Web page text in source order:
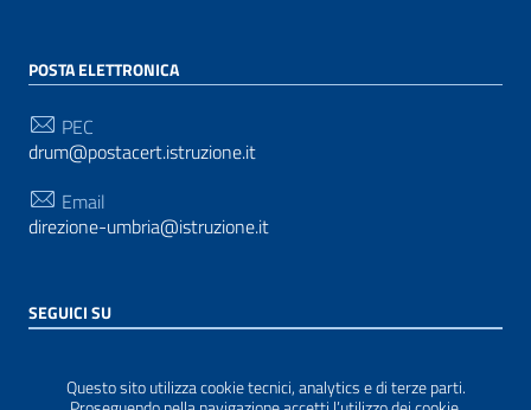
Questo sito utilizza cookie tecnici, analytics e di terze parti.
POSTA ELETTRONICA
PEC
drum@postacert.istruzione.it
Email
direzione-umbria@istruzione.it
SEGUICI SU
WordPress
|Tema grafico ItaliaWP2 | Basato sul